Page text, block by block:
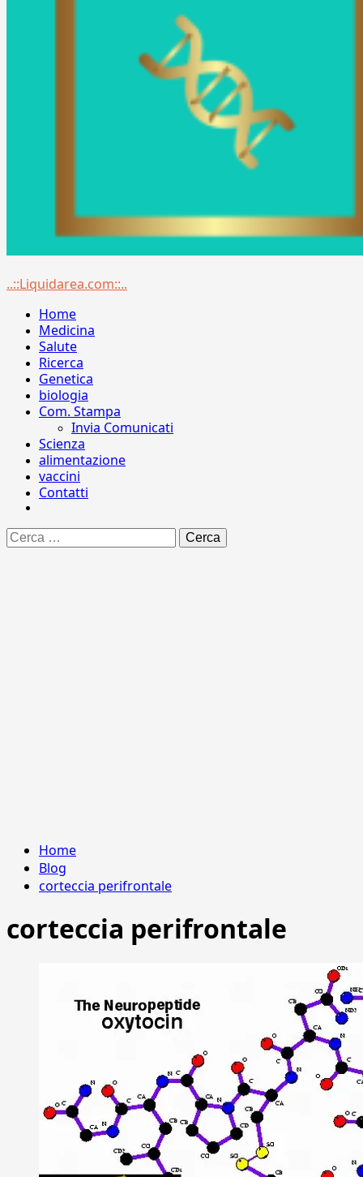
Menu
..::Liquidarea.com::..
Home
Medicina
Salute
Ricerca
Genetica
biologia
Com. Stampa
Invia Comunicati
Scienza
alimentazione
vaccini
Contatti
Ricerca
per:
Home
Blog
corteccia perifrontale
corteccia perifrontale